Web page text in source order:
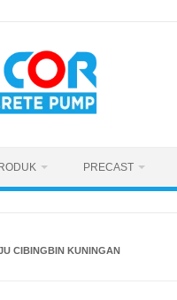
PRECAST
CIBINGBIN KUNINGAN